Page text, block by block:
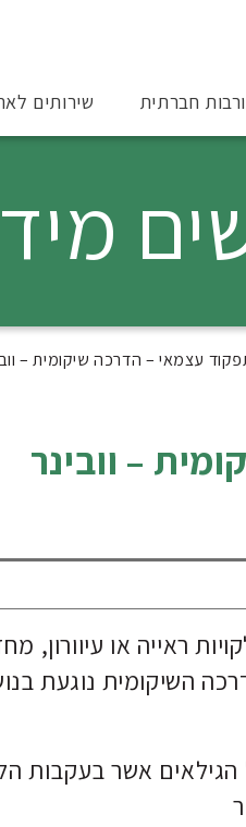
חברתית שירותים
עצמאי – הדרכה שיקומית –
– וובינר
ראייה או עיוורון,
השיקומית נוגעת
הגילאים אשר בעקבות